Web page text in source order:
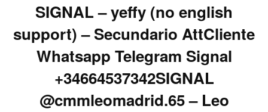
SIGNAL – yeffy (no english
support) – Secundario AttCliente
Whatsapp Telegram Signal
+34664537342SIGNAL
@cmmleomadrid.65 – Leo